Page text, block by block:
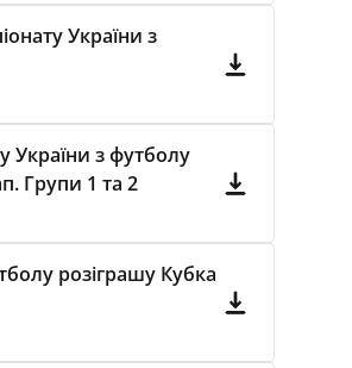
України з
України з футболу
Групи 1 та 2
розіграшу Кубка